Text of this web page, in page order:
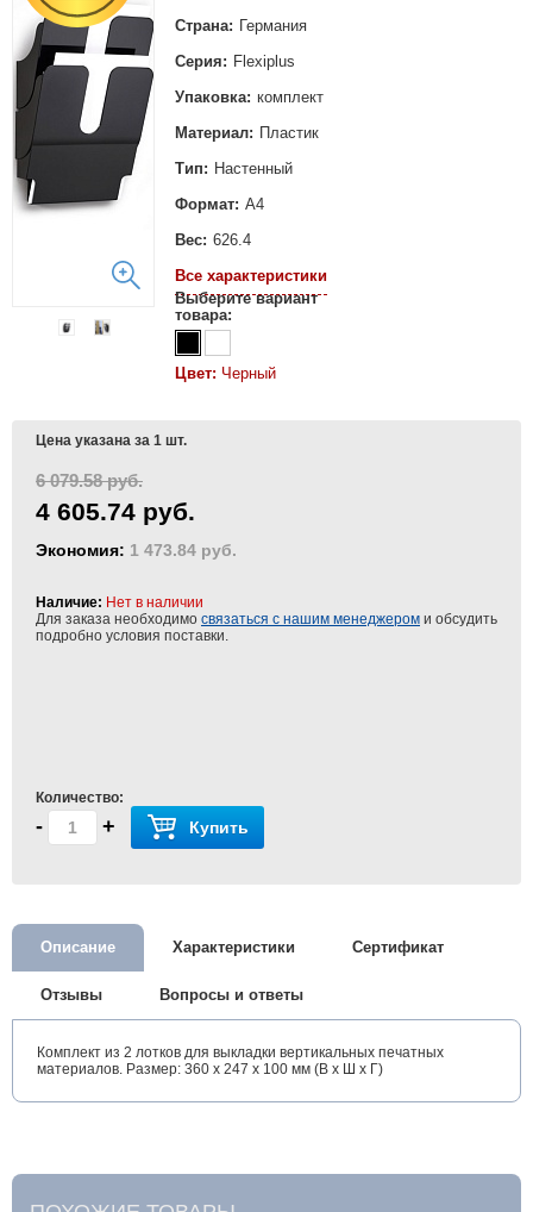
Страна: Германия
Серия: Flexiplus
Упаковка: комплект
Материал: Пластик
Тип: Настенный
Формат: А4
Вес: 626.4
Все характеристики
Выберите вариант
товара:
Цвет: Черный
Цена указана за 1 шт.
6 079.58 руб.
4 605.74 руб.
Экономия: 1 473.84 руб.
Наличие: Нет в наличии
Для заказа необходимо связаться с нашим менеджером и обсудить
подробно условия поставки.
Количество:
- + Купить
Описание Характеристики Сертификат
Отзывы Вопросы и ответы
Комплект из 2 лотков для выкладки вертикальных печатных
материалов. Размер: 360 x 247 x 100 мм (В x Ш x Г)